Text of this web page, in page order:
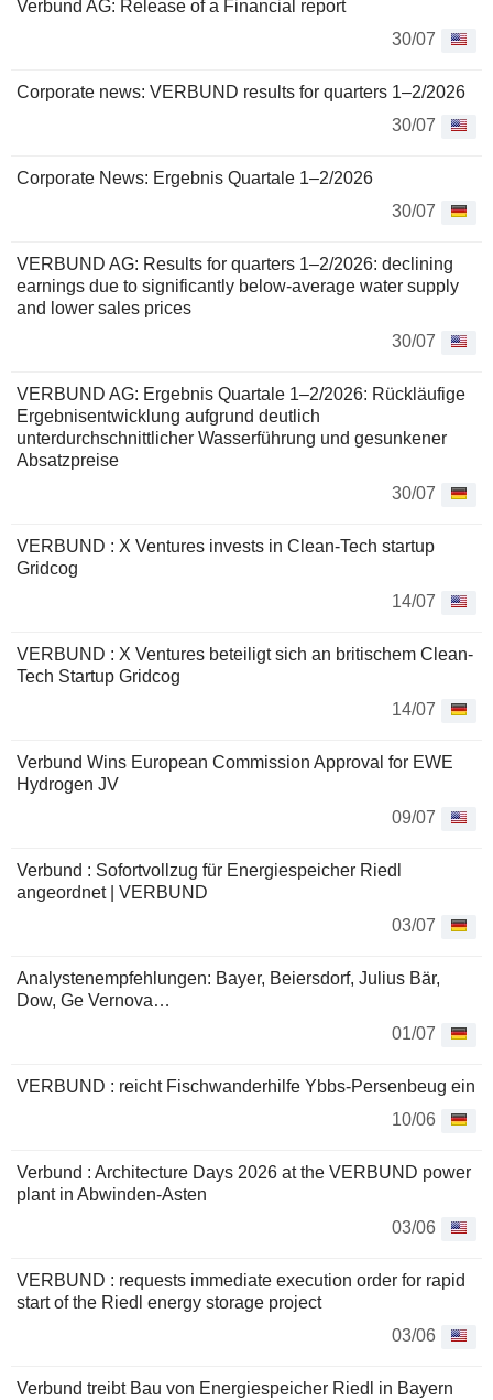
Verbund AG: Release of a Financial report
30/07
Corporate news: VERBUND results for quarters 1–2/2026
30/07
Corporate News: Ergebnis Quartale 1–2/2026
30/07
VERBUND AG: Results for quarters 1–2/2026: declining
earnings due to significantly below-average water supply
and lower sales prices
30/07
VERBUND AG: Ergebnis Quartale 1–2/2026: Rückläufige
Ergebnisentwicklung aufgrund deutlich
unterdurchschnittlicher Wasserführung und gesunkener
Absatzpreise
30/07
VERBUND : X Ventures invests in Clean-Tech startup
Gridcog
14/07
VERBUND : X Ventures beteiligt sich an britischem Clean-
Tech Startup Gridcog
14/07
Verbund Wins European Commission Approval for EWE
Hydrogen JV
09/07
Verbund : Sofortvollzug für Energiespeicher Riedl
angeordnet | VERBUND
03/07
Analystenempfehlungen: Bayer, Beiersdorf, Julius Bär,
Dow, Ge Vernova…
01/07
VERBUND : reicht Fischwanderhilfe Ybbs-Persenbeug ein
10/06
Verbund : Architecture Days 2026 at the VERBUND power
plant in Abwinden-Asten
03/06
VERBUND : requests immediate execution order for rapid
start of the Riedl energy storage project
03/06
Verbund treibt Bau von Energiespeicher Riedl in Bayern